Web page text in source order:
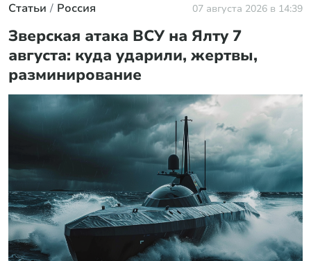
Статьи Россия 07 августа 2026 в 14:39
Зверская атака ВСУ на Ялту 7
августа: куда ударили, жертвы,
разминирование